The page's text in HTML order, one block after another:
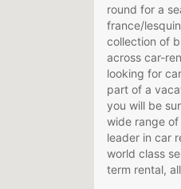
round for a
france/
collection of
across car-
looking for
part of a
you will be
wide range
leader in car
world class
term rental,